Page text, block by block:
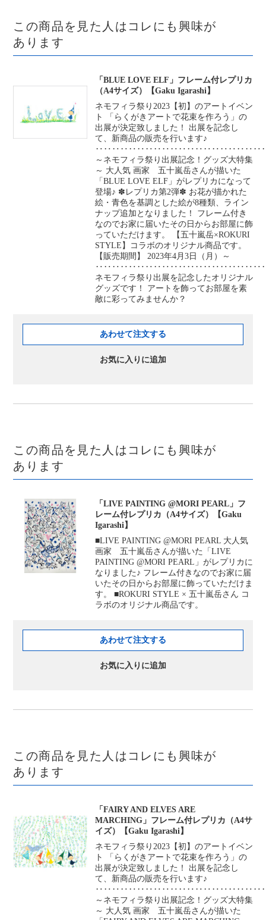
この商品を見た人はコレにも興味が
あります
「BLUE LOVE ELF」フレーム付レプリカ
（A4サイズ）【Gaku Igarashi】
ネモフィラ祭り2023【初】のアートイベン
ト 「らくがきアートで花束を作ろう」の
出展が決定致しました！ 出展を記念し
て、新商品の販売を行います♪
～ネモフィラ祭り出展記念！グッズ大特集
～ 大人気 画家 五十嵐岳さんが描いた
「BLUE LOVE ELF」がレプリカになって
登場♪ ✽レプリカ第2弾✽ お花が描かれた
絵・青色を基調とした絵が8種類、ライン
ナップ追加となりました！ フレーム付き
なのでお家に届いたその日からお部屋に飾
っていただけます。 【五十嵐岳×ROKURI
STYLE】コラボのオリジナル商品です。
【販売期間】 2023年4月3日（月）～
ネモフィラ祭り出展を記念したオリジナル
グッズです！ アートを飾ってお部屋を素
敵に彩ってみませんか？
あわせて注文する
お気に入りに追加
この商品を見た人はコレにも興味が
あります
「LIVE PAINTING @MORI PEARL」フ
レーム付レプリカ（A4サイズ）【Gaku
Igarashi】
■LIVE PAINTING @MORI PEARL 大人気
画家 五十嵐岳さんが描いた「LIVE
PAINTING @MORI PEARL」がレプリカに
なりました♪ フレーム付きなのでお家に届
いたその日からお部屋に飾っていただけま
す。 ■ROKURI STYLE × 五十嵐岳さん コ
ラボのオリジナル商品です。
あわせて注文する
お気に入りに追加
この商品を見た人はコレにも興味が
あります
「FAIRY AND ELVES ARE
MARCHING」フレーム付レプリカ（A4サ
イズ）【Gaku Igarashi】
ネモフィラ祭り2023【初】のアートイベン
ト 「らくがきアートで花束を作ろう」の
出展が決定致しました！ 出展を記念し
て、新商品の販売を行います♪
～ネモフィラ祭り出展記念！グッズ大特集
～ 大人気 画家 五十嵐岳さんが描いた